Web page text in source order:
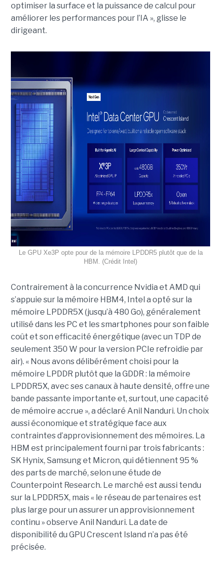
optimiser la surface et la puissance de calcul pour
améliorer les performances pour l’IA », glisse le
dirigeant.
Le GPU Xe3P opte pour de la mémoire LPDDR5 plutôt que de la
HBM. (Crédit Intel)
Contrairement à la concurrence Nvidia et AMD qui
s’appuie sur la mémoire HBM4, Intel a opté sur la
mémoire LPDDR5X (jusqu’à 480 Go), généralement
utilisé dans les PC et les smartphones pour son faible
coût et son efficacité énergétique (avec un TDP de
seulement 350 W pour la version PCIe refroidie par
air). « Nous avons délibérément choisi pour la
mémoire LPDDR plutôt que la GDDR : la mémoire
LPDDR5X, avec ses canaux à haute densité, offre une
bande passante importante et, surtout, une capacité
de mémoire accrue », a déclaré Anil Nanduri. Un choix
aussi économique et stratégique face aux
contraintes d’approvisionnement des mémoires. La
HBM est principalement fourni par trois fabricants :
SK Hynix, Samsung et Micron, qui détiennent 95 %
des parts de marché, selon une étude de
Counterpoint Research. Le marché est aussi tendu
sur la LPDDR5X, mais « le réseau de partenaires est
plus large pour un assurer un approvisionnement
continu » observe Anil Nanduri. La date de
disponibilité du GPU Crescent Island n’a pas été
précisée.